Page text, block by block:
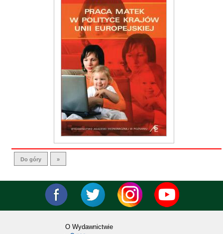
Do góry »
O Wydawnictwie